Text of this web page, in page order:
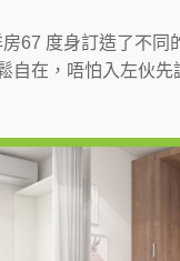
67 度身訂造了不
自在，唔怕入左伙